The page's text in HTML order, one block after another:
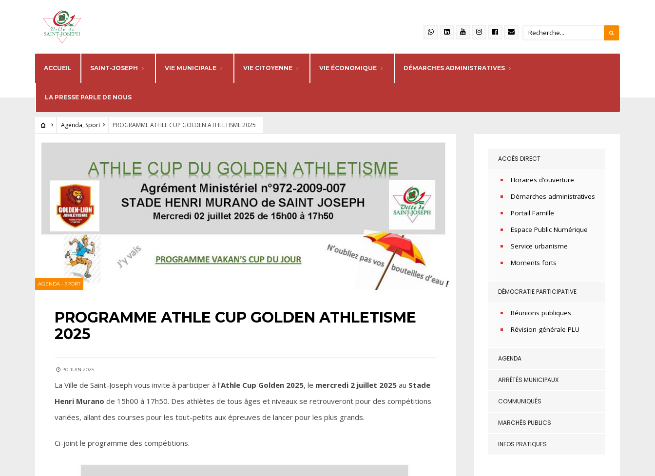
ACCUEIL SAINT-JOSEPH VIE MUNICIPALE VIE CITOYENNE VIE ÉCONOMIQUE DÉMARCHES ADMINISTRATIVES
LA PRESSE PARLE DE NOUS
Agenda, Sport PROGRAMME ATHLE CUP GOLDEN ATHLETISME 2025
AGENDA • SPORT
PROGRAMME ATHLE CUP GOLDEN ATHLETISME
2025
30 JUIN 2025
La Ville de Saint-Joseph vous invite à participer à l’Athle Cup Golden 2025, le mercredi 2 juillet 2025 au Stade
Henri Murano de 15h00 à 17h50. Des athlètes de tous âges et niveaux se retrouveront pour des compétitions
variées, allant des courses pour les tout-petits aux épreuves de lancer pour les plus grands.
Ci-joint le programme des compétitions.
ACCÈS DIRECT
Horaires d’ouverture
Démarches administratives
Portail Famille
Espace Public Numérique
Service urbanisme
Moments forts
DÉMOCRATIE PARTICIPATIVE
Réunions publiques
Révision générale PLU
AGENDA
ARRÊTÉS MUNICIPAUX
COMMUNIQUÉS
MARCHÉS PUBLICS
INFOS PRATIQUES